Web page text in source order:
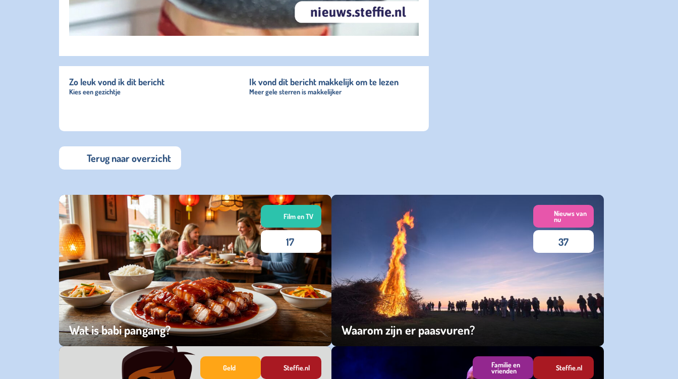
Zo leuk vond ik dit bericht
Kies een gezichtje
Ik vond dit bericht makkelijk om te lezen
Meer gele sterren is makkelijker
Terug naar overzicht
Wat is babi pangang?
dinsdag 14 juli 2026
Film en TV
17
Waarom zijn er paasvuren?
vrijdag 03 april 2026
Nieuws van
nu
37
Geld Steffie.nl Familie en
vrienden Steffie.nl